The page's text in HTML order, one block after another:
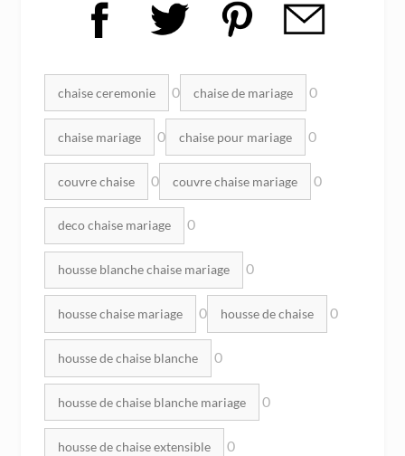
Mots clés :
chaise ceremonie 0 chaise de mariage 0
chaise mariage 0 chaise pour mariage 0
couvre chaise 0 couvre chaise mariage 0
deco chaise mariage 0
housse blanche chaise mariage 0
housse chaise mariage 0 housse de chaise 0
housse de chaise blanche 0
housse de chaise blanche mariage 0
housse de chaise extensible 0